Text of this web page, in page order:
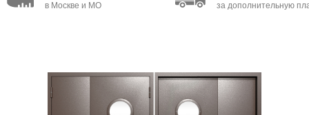
МО за дополнительную плату по